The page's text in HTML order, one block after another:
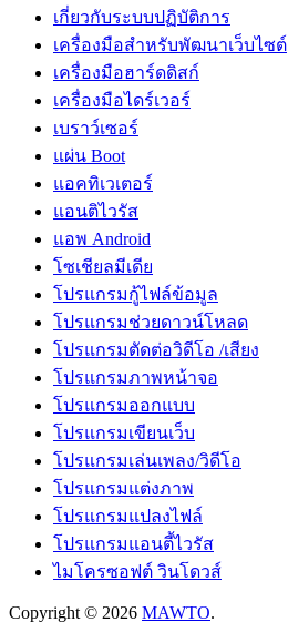
เกี่ยวกับระบบปฏิบัติการ
เครื่องมือสำหรับพัฒนาเว็บไซต์
เครื่องมือฮาร์ดดิสก์
เครื่องมือไดร์เวอร์
เบราว์เซอร์
แผ่น Boot
แอคทิเวเตอร์
แอนติไวรัส
แอพ Android
โซเชียลมีเดีย
โปรแกรมกู้ไฟล์ข้อมูล
โปรแกรมช่วยดาวน์โหลด
โปรแกรมตัดต่อวิดีโอ /เสียง
โปรแกรมภาพหน้าจอ
โปรแกรมออกแบบ
โปรแกรมเขียนเว็บ
โปรแกรมเล่นเพลง/วิดีโอ
โปรแกรมแต่งภาพ
โปรแกรมแปลงไฟล์
โปรแกรมแอนตี้ไวรัส
ไมโครซอฟต์ วินโดวส์
Copyright © 2026 MAWTO.